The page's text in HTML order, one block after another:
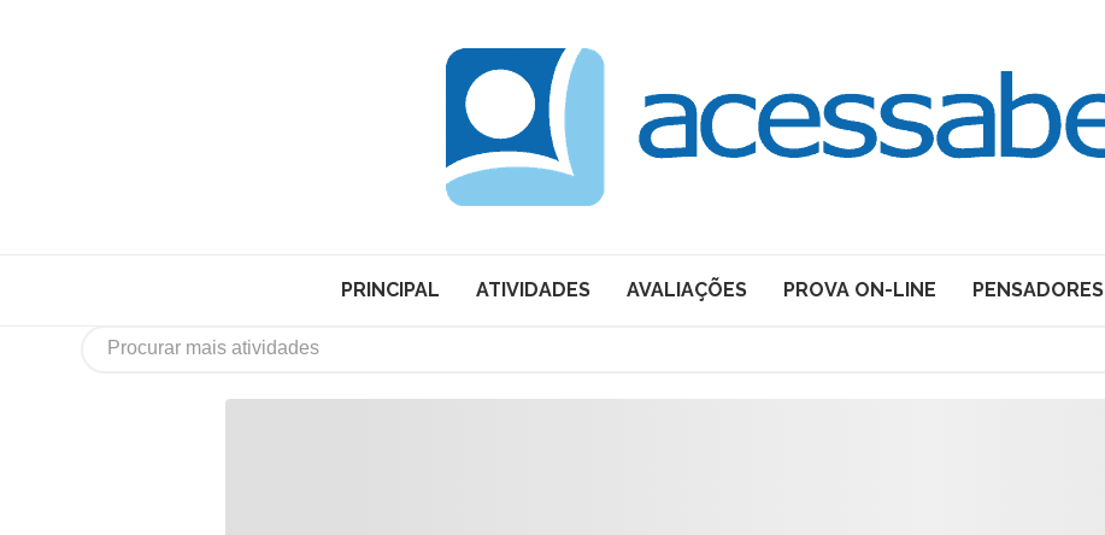
PRINCIPAL ATIVIDADES AVALIAÇÕES PROVA ON-LINE PENSADORES